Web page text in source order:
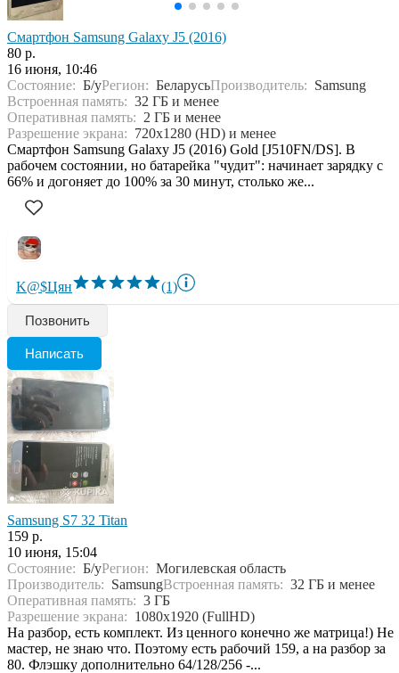
Смартфон Samsung Galaxy J5 (2016)
80 р.
16 июня, 10:46
Состояние: Б/уРегион: БеларусьПроизводитель: Samsung
Встроенная память: 32 ГБ и менее
Оперативная память: 2 ГБ и менее
Разрешение экрана: 720x1280 (HD) и менее
Смартфон Samsung Galaxy J5 (2016) Gold [J510FN/DS]. В
рабочем состоянии, но батарейка "чудит": начинает зарядку с
66% и догоняет до 100% за 30 минут, столько же...
K@$Цян (1)
Позвонить
Написать
Samsung S7 32 Titan
159 р.
10 июня, 15:04
Состояние: Б/уРегион: Могилевская область
Производитель: SamsungВстроенная память: 32 ГБ и менее
Оперативная память: 3 ГБ
Разрешение экрана: 1080x1920 (FullHD)
На разбор, есть комплект. Из ценного конечно же матрица!) Не
мастер, не знаю что. Поэтому есть рабочий 159, а на разбор за
80. Флэшку дополнительно 64/128/256 -...